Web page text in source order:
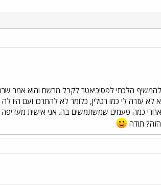
הלכתי לפסיכיאטר לקבל מרשם והוא אמר
לי כמו רטלין, כלומר לא להתרכז ועם היו לה
כמה פעמים שמשתמשים בה. אני אישית מעדיפה
תודה